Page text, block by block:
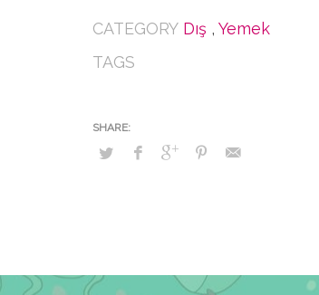
CATEGORY Dış , Yemek
TAGS